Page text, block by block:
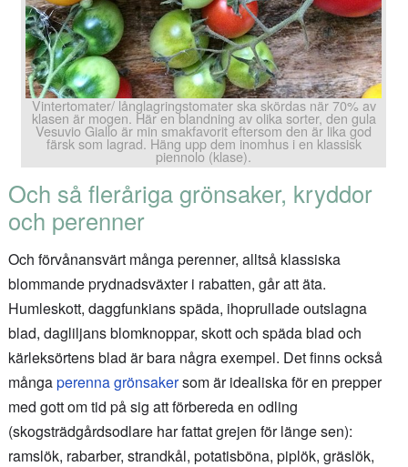
Vintertomater/ långlagringstomater ska skördas när 70% av
klasen är mogen. Här en blandning av olika sorter, den gula
Vesuvio Giallo är min smakfavorit eftersom den är lika god
färsk som lagrad. Häng upp dem inomhus i en klassisk
piennolo (klase).
Och så fleråriga grönsaker, kryddor
och perenner
Och förvånansvärt många perenner, alltså klassiska
blommande prydnadsväxter i rabatten, går att äta.
Humleskott, daggfunkians späda, ihoprullade outslagna
blad, dagliljans blomknoppar, skott och späda blad och
kärleksörtens blad är bara några exempel. Det finns också
mångaperenna grönsakersom är idealiska för en prepper
med gott om tid på sig att förbereda en odling
(skogsträdgårdsodlare har fattat grejen för länge sen):
ramslök, rabarber, strandkål, potatisböna, piplök, gräslök,